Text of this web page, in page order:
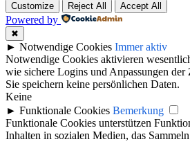
Customize Reject All Accept All
Powered by
✖
► Notwendige Cookies Immer aktiv
Notwendige Cookies aktivieren
wie sichere Logins und Anpassungen der
Sie speichern keine persönlichen Daten.
Keine
► Funktionale Cookies Bemerkung
Funktionale Cookies unterstützen
Inhalten in sozialen Medien, das